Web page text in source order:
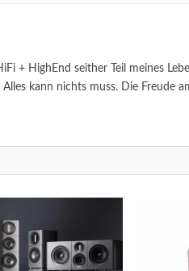
+ HighEnd seither Teil meines
kann nichts muss. Die Freude